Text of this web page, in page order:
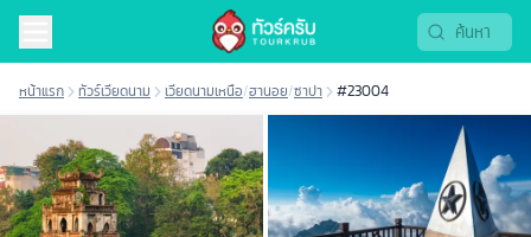
หน้าแรก ทัวร์เวียดนาม เวียดนามเหนือ/ฮานอย/ซาปา #23004